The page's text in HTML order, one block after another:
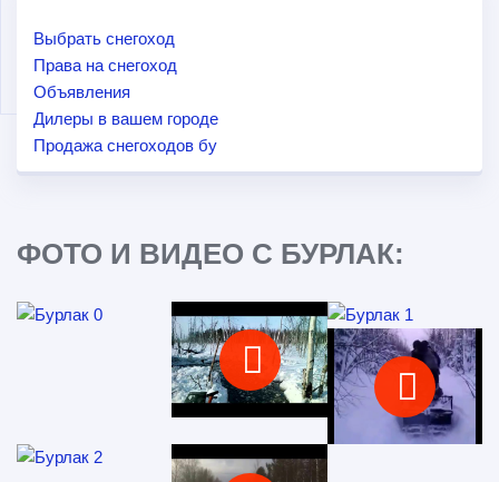
Выбрать снегоход
Права на снегоход
Объявления
Дилеры в вашем городе
Продажа снегоходов бу
ФОТО И ВИДЕО С БУРЛАК: